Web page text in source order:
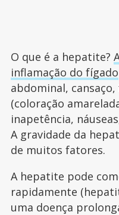
O que é a hepatite?
inflamação do fígado
abdominal,
(coloração
inapetência,
A gravidade da
de muitos fatores.
A hepatite pode
rapidamente
uma doença